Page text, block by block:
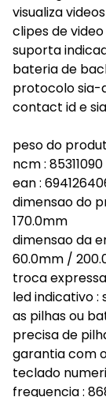
visualiza
clipes de
suporta
bateria de
protocolo sia-
contact id e sia
peso do
ncm : 85311090
ean :
dimensao do
170.0mm
dimensao da
60.0mm /
troca
led indicativo :
as pilhas ou
precisa de
garantia com
teclado
frequencia :